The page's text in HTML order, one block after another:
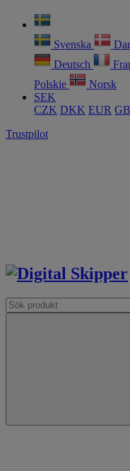
Svenska
Deutsch
Polskie
Norsk
SEK
CZK DKK EUR
Trustpilot